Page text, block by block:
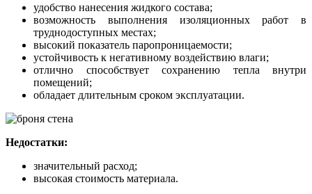
удобство нанесения жидкого состава;
возможность выполнения изоляционных работ в
труднодоступных местах;
высокий показатель паропроницаемости;
устойчивость к негативному воздействию влаги;
отлично способствует сохранению тепла внутри
помещений;
обладает длительным сроком эксплуатации.
Недостатки:
значительный расход;
высокая стоимость материала.